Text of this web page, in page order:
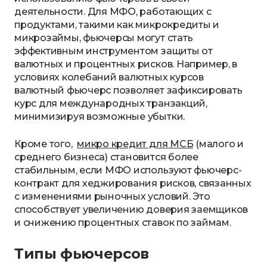
деятельности. Для МФО, работающих с
продуктами, такими как микрокредиты и
микрозаймы, фьючерсы могут стать
эффективным инструментом защиты от
валютных и процентных рисков. Например, в
условиях колебаний валютных курсов
валютный фьючерс позволяет зафиксировать
курс для международных транзакций,
минимизируя возможные убытки.
Кроме того, микро кредит для МСБ (малого и
среднего бизнеса) становится более
стабильным, если МФО используют фьючерс-
контракт для хеджирования рисков, связанных
с изменениями рыночных условий. Это
способствует увеличению доверия заемщиков
и снижению процентных ставок по займам.
Типы фьючерсов